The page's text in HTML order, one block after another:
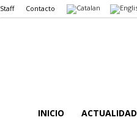
Staff Contacto
INICIO ACTUALIDAD